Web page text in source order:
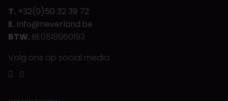
T. +32(0)50 32 39 72
E. info@neverland.be
BTW. BE0518960193
Volg ons op social media